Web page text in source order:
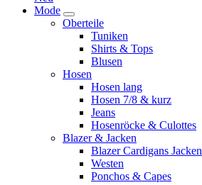
Mode
Oberteile
Tuniken
Shirts & Tops
Blusen
Hosen
Hosen lang
Hosen 7/8 & kurz
Jeans
Hosenröcke & Culottes
Blazer & Jacken
Blazer Cardigans Jacken
Westen
Ponchos & Capes